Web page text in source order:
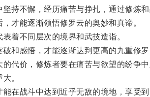
不懈，经历痛苦与挣扎，通过修炼和
能逐渐领悟修罗云的奥妙和真谛。
不同层次的境界和武技造诣。
感悟，才能逐渐达到更高的九重修罗
价，修炼者要在痛苦与欲望的纷争中
。
战斗中达到近乎无敌的境地，享受到